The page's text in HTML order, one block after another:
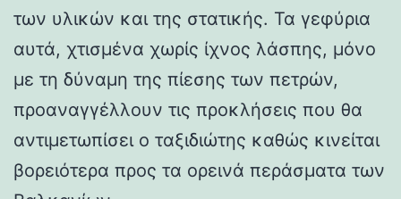
των υλικών και της στατικής. Τα γεφύρια
αυτά, χτισμένα χωρίς ίχνος λάσπης, μόνο
με τη δύναμη της πίεσης των πετρών,
προαναγγέλλουν τις προκλήσεις που θα
αντιμετωπίσει ο ταξιδιώτης καθώς κινείται
βορειότερα προς τα ορεινά περάσματα των